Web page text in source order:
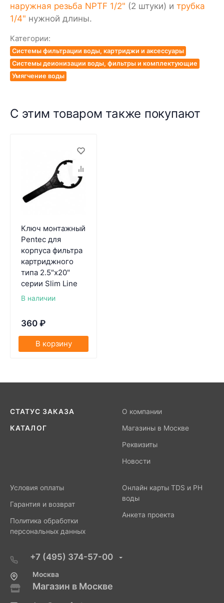
наружная резьба NPTF 1/2" (2 штуки) и трубка
1/4" нужной длины.
Категории:
Системы фильтрации воды, картриджи и аксессуары
Системы деионизации воды, фильтры и комплектующие
Умягчение воды
С этим товаром также покупают
Ключ монтажный
Pentec для
корпуса фильтра
картриджного
типа 2.5"x20"
серии Slim Line
В наличии
360 ₽
В корзину
СТАТУС ЗАКАЗА
КАТАЛОГ
О компании
Магазины в Москве
Реквизиты
Новости
Условия оплаты
Гарантия и возврат
Политика обработки
персональных данных
Онлайн карты TDS и PH
воды
Анкета проекта
+7 (495) 374-57-00
Москва
Магазин в Москве